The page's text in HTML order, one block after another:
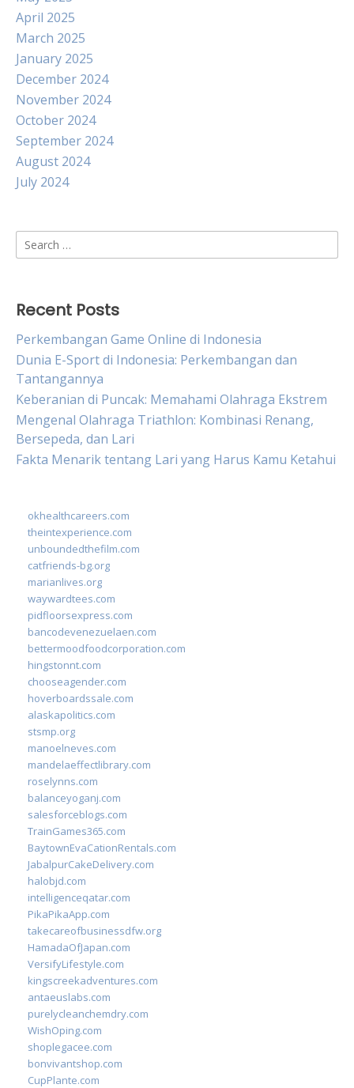
April 2025
March 2025
January 2025
December 2024
November 2024
October 2024
September 2024
August 2024
July 2024
Search
for:
Recent Posts
Perkembangan Game Online di Indonesia
Dunia E-Sport di Indonesia: Perkembangan dan
Tantangannya
Keberanian di Puncak: Memahami Olahraga Ekstrem
Mengenal Olahraga Triathlon: Kombinasi Renang,
Bersepeda, dan Lari
Fakta Menarik tentang Lari yang Harus Kamu Ketahui
okhealthcareers.com
theintexperience.com
unboundedthefilm.com
catfriends-bg.org
marianlives.org
waywardtees.com
pidfloorsexpress.com
bancodevenezuelaen.com
bettermoodfoodcorporation.com
hingstonnt.com
chooseagender.com
hoverboardssale.com
alaskapolitics.com
stsmp.org
manoelneves.com
mandelaeffectlibrary.com
roselynns.com
balanceyoganj.com
salesforceblogs.com
TrainGames365.com
BaytownEvaCationRentals.com
JabalpurCakeDelivery.com
halobjd.com
intelligenceqatar.com
PikaPikaApp.com
takecareofbusinessdfw.org
HamadaOfJapan.com
VersifyLifestyle.com
kingscreekadventures.com
antaeuslabs.com
purelycleanchemdry.com
WishOping.com
shoplegacee.com
bonvivantshop.com
CupPlante.com